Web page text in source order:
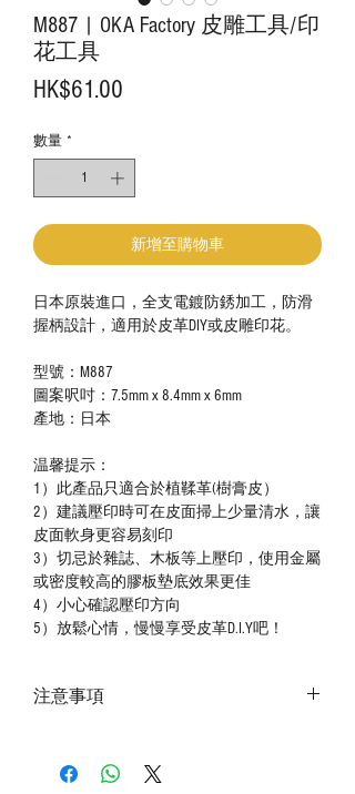
M887 | OKA Factory 皮雕工具/印
花工具
HK$61.00
數量 *
新增至購物車
日本原裝進口，全支電鍍防銹加工，防滑
握柄設計，適用於皮革DIY或皮雕印花。
型號：M887
圖案呎吋：7.5mm x 8.4mm x 6mm
產地：日本
温馨提示：
1）此產品只適合於植鞣革(樹膏皮）
2）建議壓印時可在皮面掃上少量清水，讓
皮面軟身更容易刻印
3）切忌於雜誌、木板等上壓印，使用金屬
或密度較高的膠板墊底效果更佳
4）小心確認壓印方向
5）放鬆心情，慢慢享受皮革D.I.Y吧！
注意事項
－ 此產品含有細小配件、尖銳物件，恕不